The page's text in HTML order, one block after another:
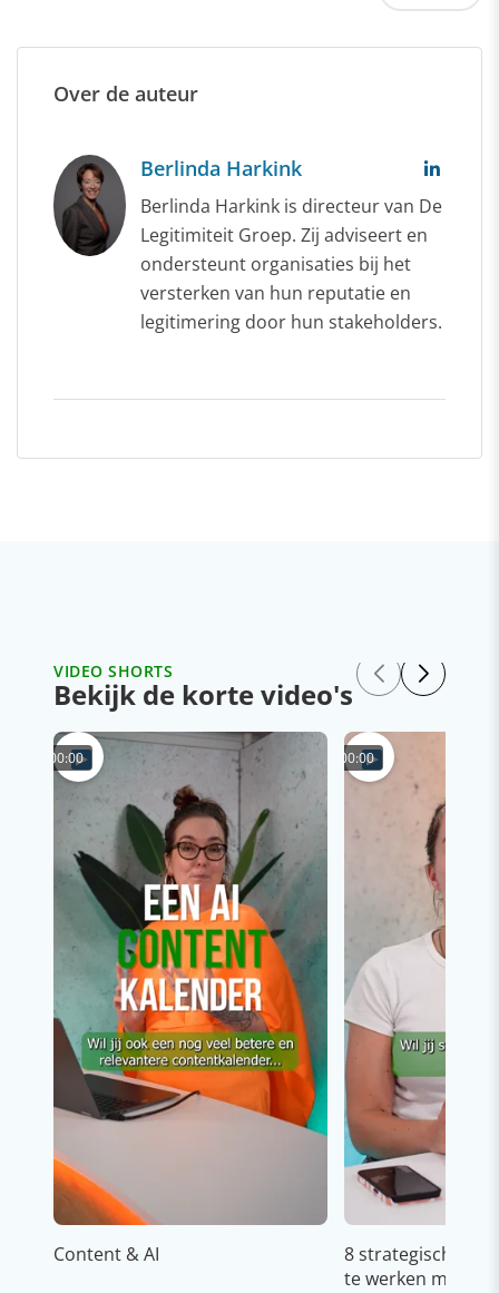
Over de auteur
Berlinda Harkink
Berlinda Harkink is directeur van De
Legitimiteit Groep. Zij adviseert en
ondersteunt organisaties bij het
versterken van hun reputatie en
legitimering door hun stakeholders.
VIDEO SHORTS
Bekijk de korte video's
00:00
Content & AI
00:00
8 strategische
te werken met